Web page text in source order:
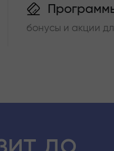
бонусы и акции
до